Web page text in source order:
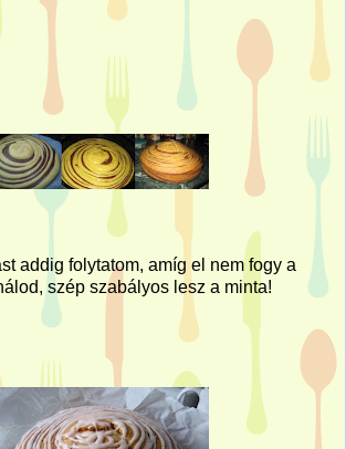
addig folytatom, amíg el nem fogy a
szép szabályos lesz a minta!